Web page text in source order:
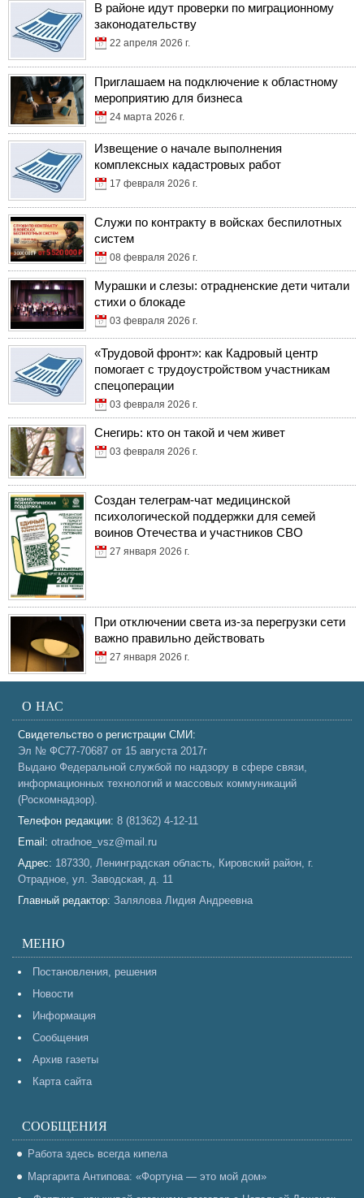
В районе идут проверки по миграционному
законодательству
22 апреля 2026 г.
Приглашаем на подключение к областному
мероприятию для бизнеса
24 марта 2026 г.
Извещение о начале выполнения
комплексных кадастровых работ
17 февраля 2026 г.
Служи по контракту в войсках беспилотных
систем
08 февраля 2026 г.
Мурашки и слезы: отрадненские дети читали
стихи о блокаде
03 февраля 2026 г.
«Трудовой фронт»: как Кадровый центр
помогает с трудоустройством участникам
спецоперации
03 февраля 2026 г.
Снегирь: кто он такой и чем живет
03 февраля 2026 г.
Создан телеграм-чат медицинской
психологической поддержки для семей
воинов Отечества и участников СВО
27 января 2026 г.
При отключении света из-за перегрузки сети
важно правильно действовать
27 января 2026 г.
О НАС
Свидетельство о регистрации СМИ:
Эл № ФС77-70687 от 15 августа 2017г
Выдано Федеральной службой по надзору в сфере связи,
информационных технологий и массовых коммуникаций
(Роскомнадзор).
Телефон редакции: 8 (81362) 4-12-11
Email: otradnoe_vsz@mail.ru
Адрес: 187330, Ленинградская область, Кировский район, г.
Отрадное, ул. Заводская, д. 11
Главный редактор: Залялова Лидия Андреевна
МЕНЮ
Постановления, решения
Новости
Информация
Сообщения
Архив газеты
Карта сайта
СООБЩЕНИЯ
Работа здесь всегда кипела
Маргарита Антипова: «Фортуна — это мой дом»